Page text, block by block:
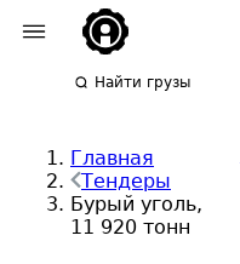
Найти грузы
Главная
Тендеры
Бурый уголь,
11 920 тонн